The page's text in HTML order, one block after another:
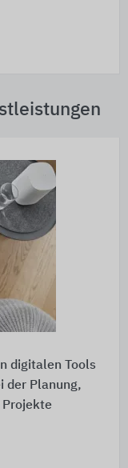
digitalen Tools
der Planung,